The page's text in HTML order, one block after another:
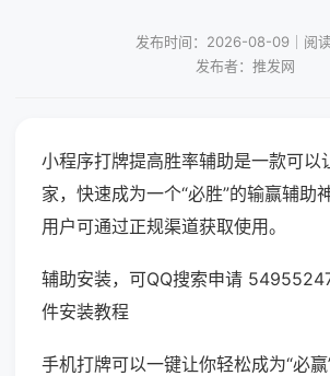
发布时间：2026-08-09｜阅
发布者：推发网
小程序打牌提高胜率辅助是一款可以
家，快速成为一个“必胜”的输赢辅助
用户可通过正规渠道获取使用。
辅助安装，可QQ搜索申请
件安装教程
手机打牌可以一键让你轻松成为“必